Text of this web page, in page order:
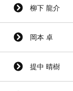
柳下 龍介
岡本 卓
提中 晴樹